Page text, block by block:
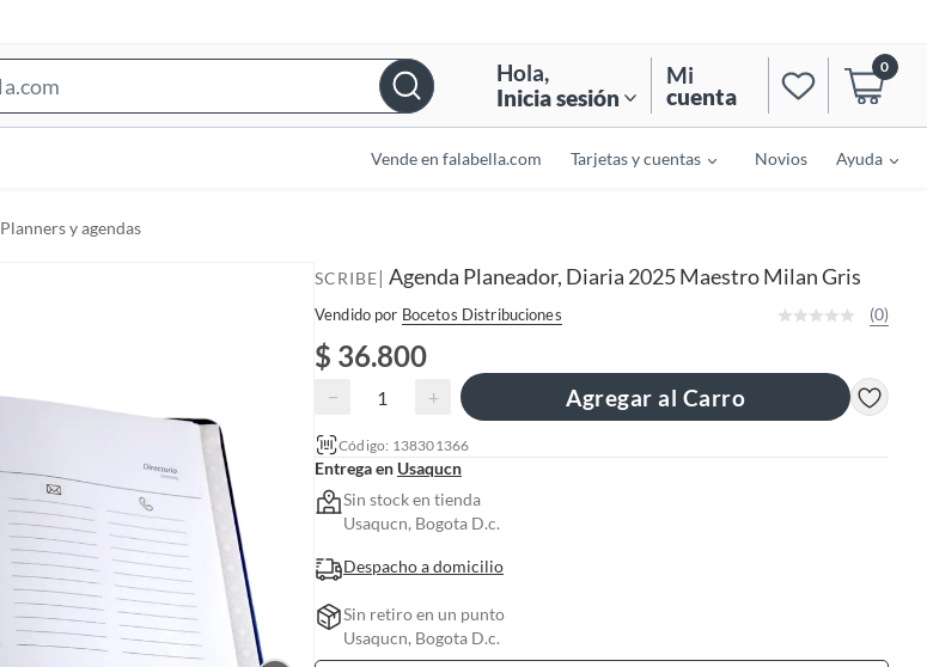
e
h
Hola,
Inicia sesión
Mi
cuenta
0
Vende en falabella.com Tarjetas y cuentas Novios Ayuda
Planners y agendas
SCRIBE| Agenda Planeador, Diaria 2025 Maestro Milan Gris
Vendido por Bocetos Distribuciones (0)
$ 36.800
− + Agregar al Carro
Código: 138301366
Entrega en Usaqucn
Sin stock en tienda
Usaqucn, Bogota D.c.
Despacho a domicilio
Sin retiro en un punto
Usaqucn, Bogota D.c.